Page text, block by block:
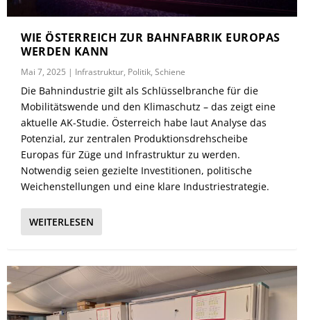
WIE ÖSTERREICH ZUR BAHNFABRIK EUROPAS
WERDEN KANN
Mai 7, 2025 | Infrastruktur, Politik,Schiene
Die Bahnindustrie gilt als Schlüsselbranche für die
Mobilitätswende und den Klimaschutz – das zeigt eine
aktuelle AK-Studie. Österreich habe laut Analyse das
Potenzial, zur zentralen Produktionsdrehscheibe
Europas für Züge und Infrastruktur zu werden.
Notwendig seien gezielte Investitionen, politische
Weichenstellungen und eine klare Industriestrategie.
WEITERLESEN